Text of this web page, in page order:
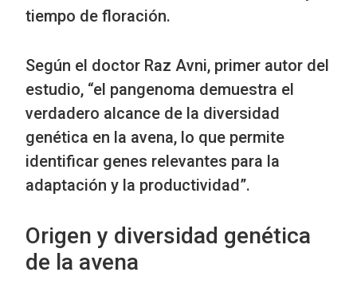
tiempo de floración.
Según el doctor Raz Avni, primer autor del
estudio, “el pangenoma demuestra el
verdadero alcance de la diversidad
genética en la avena, lo que permite
identificar genes relevantes para la
adaptación y la productividad”.
Origen y diversidad genética
de la avena